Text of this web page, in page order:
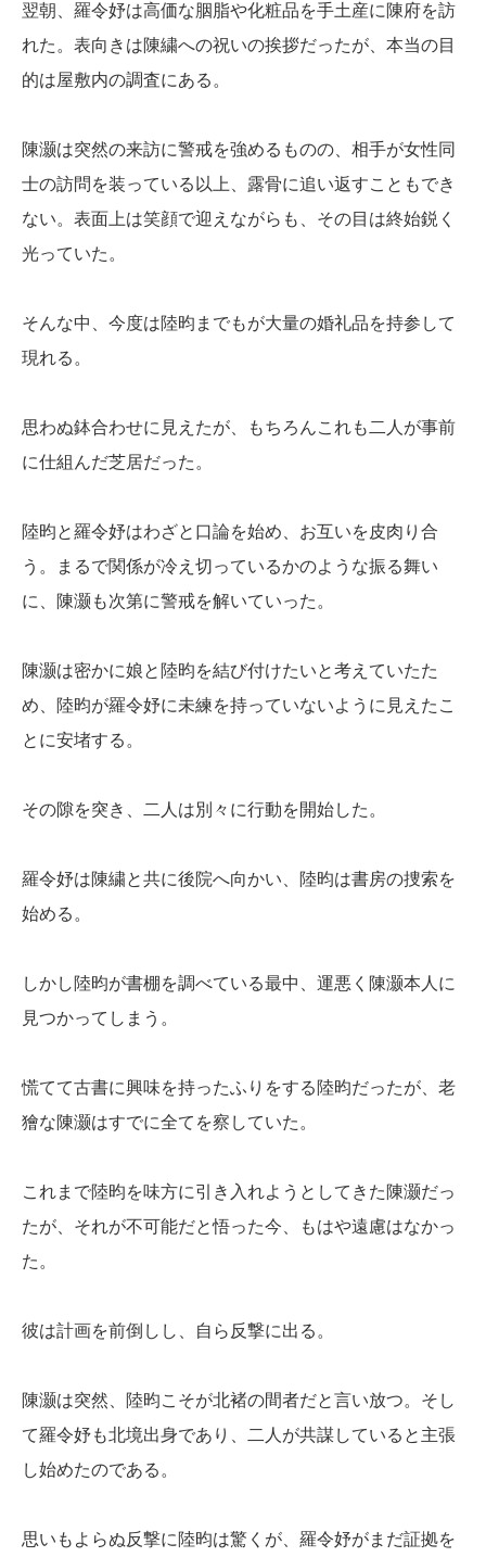
翌朝、羅令妤は高価な胭脂や化粧品を手土産に陳府を訪
れた。表向きは陳繍への祝いの挨拶だったが、本当の目
的は屋敷内の調査にある。
陳灏は突然の来訪に警戒を強めるものの、相手が女性同
士の訪問を装っている以上、露骨に追い返すこともでき
ない。表面上は笑顔で迎えながらも、その目は終始鋭く
光っていた。
そんな中、今度は陸昀までもが大量の婚礼品を持参して
現れる。
思わぬ鉢合わせに見えたが、もちろんこれも二人が事前
に仕組んだ芝居だった。
陸昀と羅令妤はわざと口論を始め、お互いを皮肉り合
う。まるで関係が冷え切っているかのような振る舞い
に、陳灏も次第に警戒を解いていった。
陳灏は密かに娘と陸昀を結び付けたいと考えていたた
め、陸昀が羅令妤に未練を持っていないように見えたこ
とに安堵する。
その隙を突き、二人は別々に行動を開始した。
羅令妤は陳繍と共に後院へ向かい、陸昀は書房の捜索を
始める。
しかし陸昀が書棚を調べている最中、運悪く陳灏本人に
見つかってしまう。
慌てて古書に興味を持ったふりをする陸昀だったが、老
獪な陳灏はすでに全てを察していた。
これまで陸昀を味方に引き入れようとしてきた陳灏だっ
たが、それが不可能だと悟った今、もはや遠慮はなかっ
た。
彼は計画を前倒しし、自ら反撃に出る。
陳灏は突然、陸昀こそが北褚の間者だと言い放つ。そし
て羅令妤も北境出身であり、二人が共謀していると主張
し始めたのである。
思いもよらぬ反撃に陸昀は驚くが、羅令妤がまだ証拠を